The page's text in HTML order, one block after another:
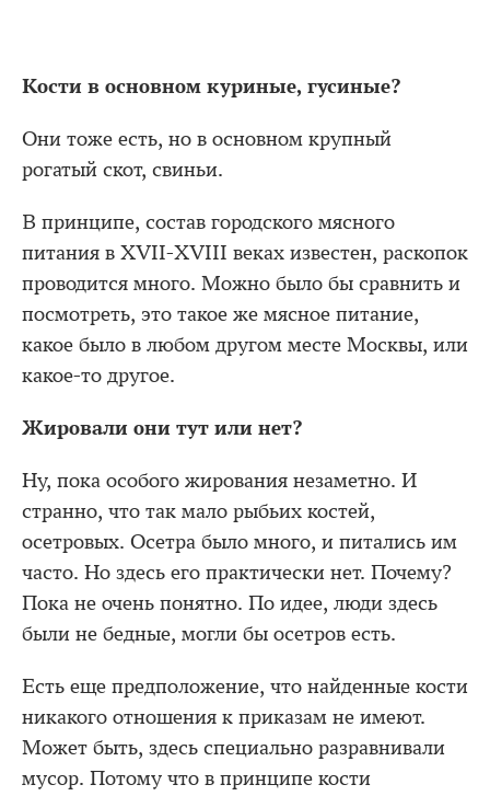
Кости в основном куриные, гусиные?
Они тоже есть, но в основном крупный
рогатый скот, свиньи.
В принципе, состав городского мясного
питания в XVII-XVIII веках известен, раскопок
проводится много. Можно было бы сравнить и
посмотреть, это такое же мясное питание,
какое было в любом другом месте Москвы, или
какое-то другое.
Жировали они тут или нет?
Ну, пока особого жирования незаметно. И
странно, что так мало рыбьих костей,
осетровых. Осетра было много, и питались им
часто. Но здесь его практически нет. Почему?
Пока не очень понятно. По идее, люди здесь
были не бедные, могли бы осетров есть.
Есть еще предположение, что найденные кости
никакого отношения к приказам не имеют.
Может быть, здесь специально разравнивали
мусор. Потому что в принципе кости